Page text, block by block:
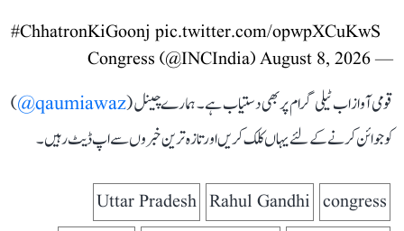
#ChhatronKiGoonj pic.twitter.com/opwpXCuKwS
— Congress (@INCIndia)
August 8, 2026
قومی آواز اب ٹیلی گرام پر بھی دستیاب ہے۔ ہمارے چینل (qaumiawaz@
)
کو جوائن کرنے کے لئے یہاں کلک کریں اور تازہ ترین خبروں سے اپ ڈیٹ رہیں۔
congress
Rahul Gandhi
Uttar Pradesh